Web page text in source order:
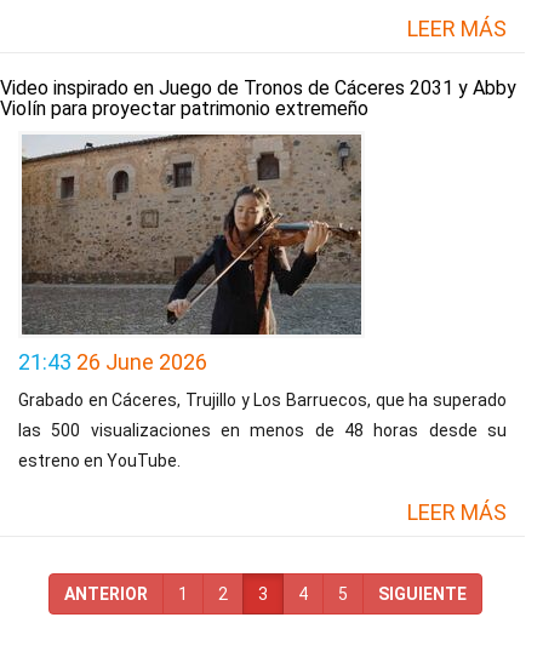
LEER MÁS
Video inspirado en Juego de Tronos de Cáceres 2031 y Abby
Violín para proyectar patrimonio extremeño
21:43 26 June 2026
Grabado en Cáceres, Trujillo y Los Barruecos, que ha superado
las 500 visualizaciones en menos de 48 horas desde su
estreno en YouTube.
LEER MÁS
ANTERIOR 1 2 3 4 5 SIGUIENTE